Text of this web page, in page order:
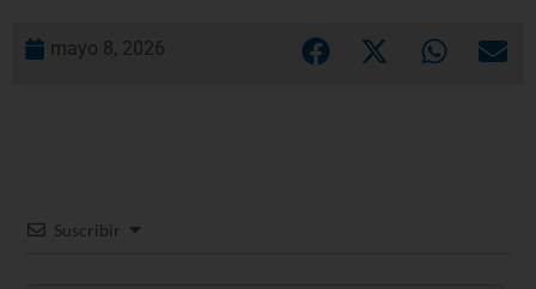
mayo 8, 2026
Suscribir